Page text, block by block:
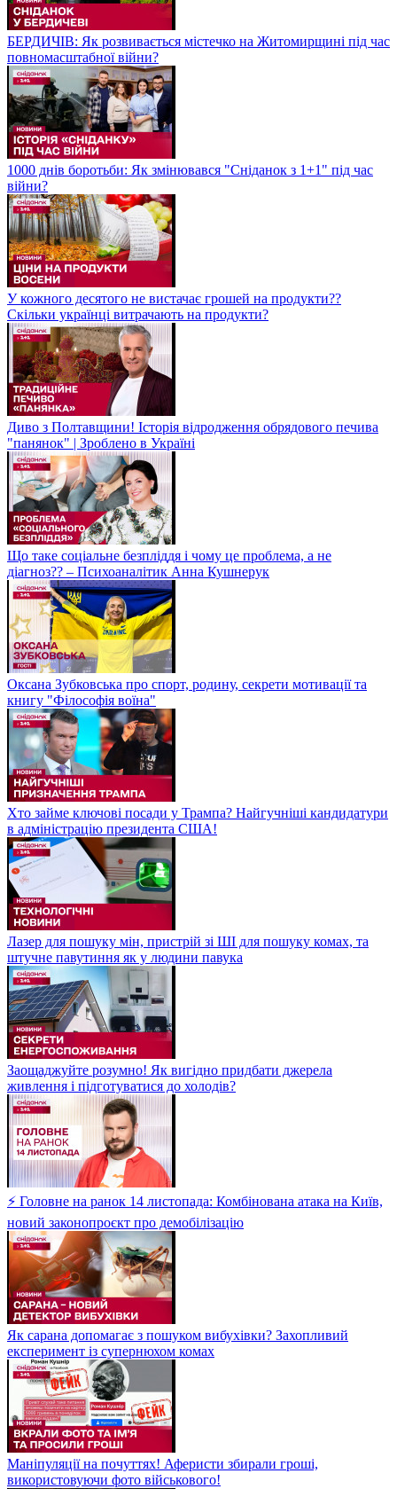
БЕРДИЧІВ: Як розвивається містечко на Житомирщині під час
повномасштабної війни?
1000 днів боротьби: Як змінювався "Сніданок з 1+1" під час
війни?
У кожного десятого не вистачає грошей на продукти??
Скільки українці витрачають на продукти?
Диво з Полтавщини! Історія відродження обрядового печива
"панянок" | Зроблено в Україні
Що таке соціальне безпліддя і чому це проблема, а не
діагноз?? – Психоаналітик Анна Кушнерук
Оксана Зубковська про спорт, родину, секрети мотивації та
книгу "Філософія воїна"
Хто займе ключові посади у Трампа? Найгучніші кандидатури
в адміністрацію президента США!
Лазер для пошуку мін, пристрій зі ШІ для пошуку комах, та
штучне павутиння як у людини павука
Заощаджуйте розумно! Як вигідно придбати джерела
живлення і підготуватися до холодів?
⚡ Головне на ранок 14 листопада: Комбінована атака на Київ,
новий законопроєкт про демобілізацію
Як сарана допомагає з пошуком вибухівки? Захопливий
експеримент із супернюхом комах
Маніпуляції на почуттях! Аферисти збирали гроші,
використовуючи фото військового!